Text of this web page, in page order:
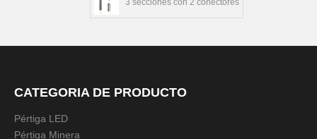
3 secciones con 2 conectores
Cantidad:
Preguntar Añadir al carrito
CATEGORIA DE PRODUCTO
Pértiga LED
Pértiga Minera